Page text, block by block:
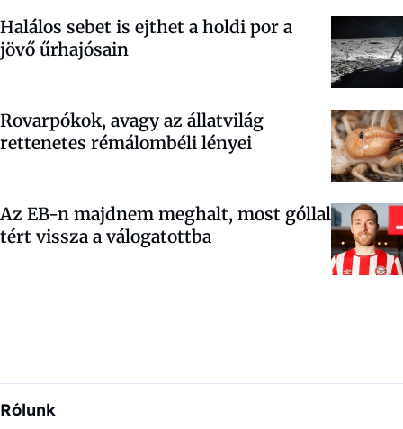
Halálos sebet is ejthet a holdi por a
jövő űrhajósain
Rovarpókok, avagy az állatvilág
rettenetes rémálombéli lényei
Az EB-n majdnem meghalt, most góllal
tért vissza a válogatottba
Rólunk